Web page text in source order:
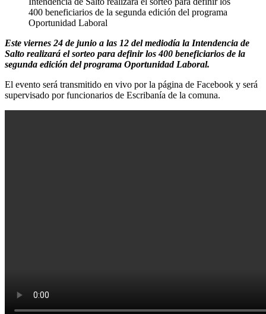
Este viernes 24 de junio a las 12 del mediodía la Intendencia de
Salto realizará el sorteo para definir los 400 beneficiarios de la
segunda edición del programa Oportunidad Laboral.
El evento será transmitido en vivo por la página de Facebook y será
supervisado por funcionarios de Escribanía de la comuna.